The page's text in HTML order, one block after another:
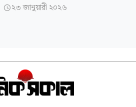
২৩ জানুয়ারী ২০২৬